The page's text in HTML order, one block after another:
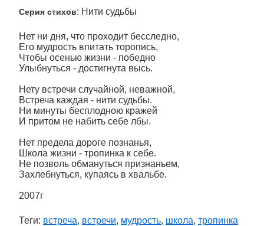
Серия стихов: Нити судьбы
Нет ни дня, что проходит бесследно,
Его мудрость впитать торопись,
Чтобы осенью жизни - победно
Улыбнуться - достигнута высь.
Нету встречи случайной, неважной,
Встреча каждая - нити судьбы.
Ни минуты бесплодною кражей
И притом не набить себе лбы.
Нет предела дороге познанья,
Школа жизни - тропинка к себе.
Не позволь обмануться признаньем,
Захлебнуться, купаясь в хвальбе.
2007г
Теги: встреча, встречи, мудрость, школа, тропинка